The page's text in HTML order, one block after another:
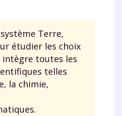
Terre,
étudier les choix
intègre toutes les
telles
la chimie,